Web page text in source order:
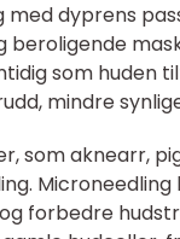
med dyprens
som huden
mindre
som aknearr,
forbedre